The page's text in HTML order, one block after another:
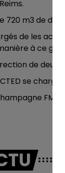
720 m3 de
de les
à ce
de deux
se
FM
Le week-end